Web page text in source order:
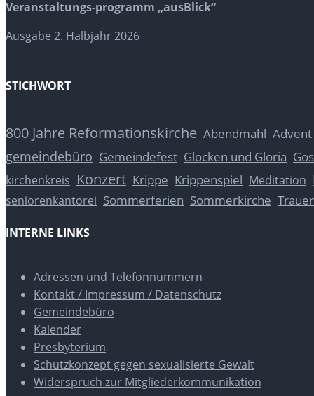
Veranstaltungs-programm „ausBlick“
Ausgabe 2. Halbjahr 2026
STICHWORT
800 Jahre Reformationskirche Abendmahl Advent
gemeindebüro Gemeindefest Glocken und Gloria
kirchenkreis Konzert Krippe Krippenspiel Meditation
seniorenkantorei Sommerferien Sommerkirche Trauer
INTERNE LINKS
Adressen und Telefonnummern
Kontakt / Impressum / Datenschutz
Gemeindebüro
Kalender
Presbyterium
Schutzkonzept gegen sexualisierte Gewalt
Widerspruch zur Mitgliederkommunikation